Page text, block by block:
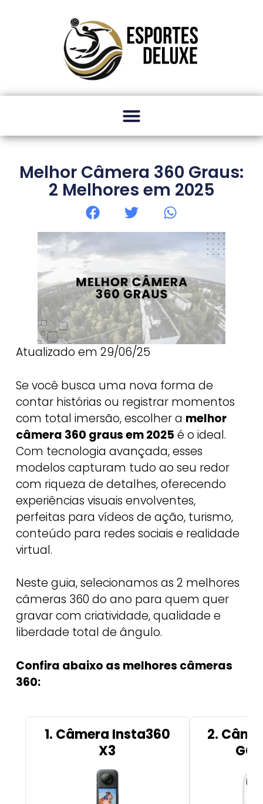
Melhor Câmera 360 Graus:
2 Melhores em 2025
Atualizado em 29/06/25
Se você busca uma nova forma de
contar histórias ou registrar momentos
com total imersão, escolher a melhor
câmera 360 graus em 2025 é o ideal.
Com tecnologia avançada, esses
modelos capturam tudo ao seu redor
com riqueza de detalhes, oferecendo
experiências visuais envolventes,
perfeitas para vídeos de ação, turismo,
conteúdo para redes sociais e realidade
virtual.
Neste guia, selecionamos as 2 melhores
câmeras 360 do ano para quem quer
gravar com criatividade, qualidade e
liberdade total de ângulo.
Confira abaixo as melhores câmeras
360:
1. Câmera Insta360
X3
2.
GO